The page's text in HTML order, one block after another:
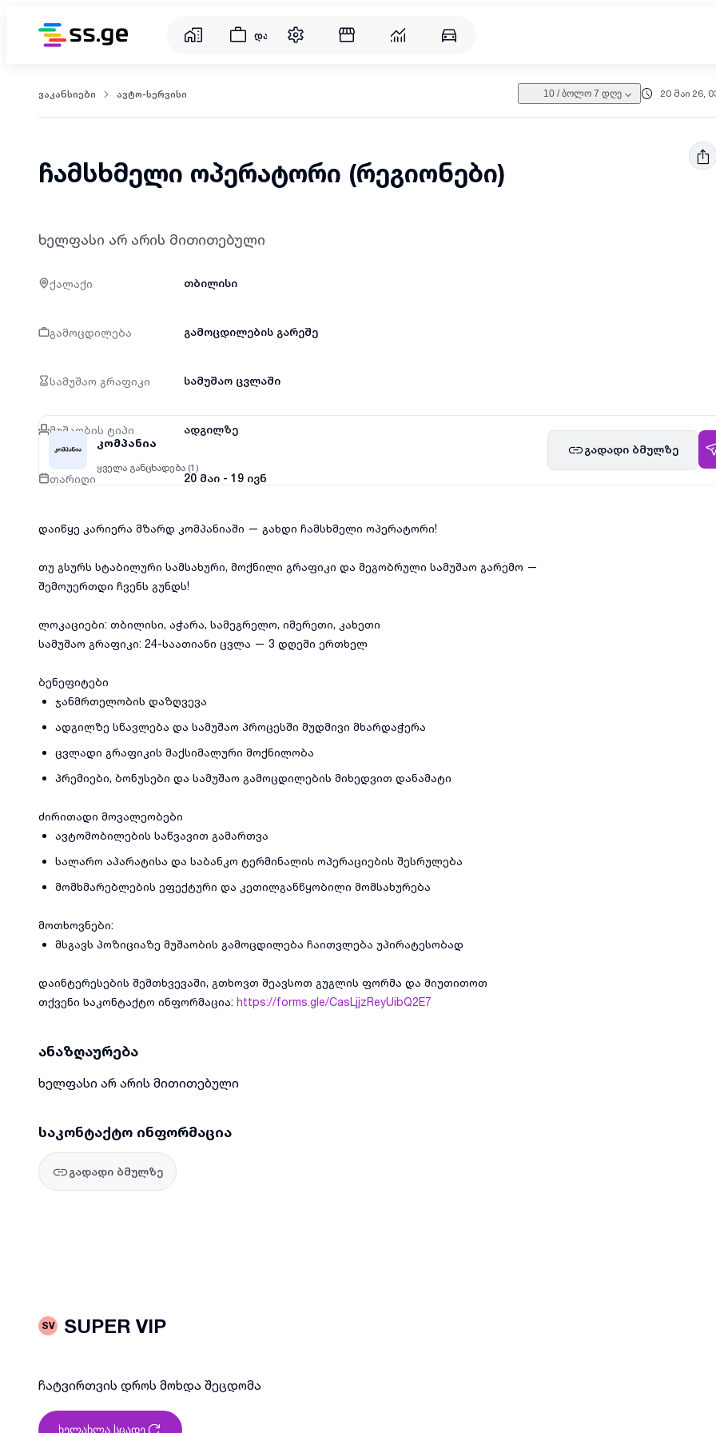
დასაქმება
ვაკანსიები ავტო-სერვისი 10 / ბოლო 7 დღე 20 მაი 26,
ჩამსხმელი ოპერატორი (რეგიონები)
ხელფასი არ არის მითითებული
ქალაქი თბილისი
გამოცდილება გამოცდილების გარეშე
სამუშაო გრაფიკი სამუშაო ცვლაში
მუშაობის ტიპი ადგილზე
თარიღი 20 მაი - 19 ივნ
კომპანია
ყველა განცხადება (1)
გადადი ბმულზე
დაიწყე კარიერა მზარდ კომპანიაში — გახდი ჩამსხმელი ოპერატორი!
თუ გსურს სტაბილური სამსახური, მოქნილი გრაფიკი და მეგობრული სამუშაო გარემო —
შემოუერთდი ჩვენს გუნდს!
ლოკაციები: თბილისი, აჭარა, სამეგრელო, იმერეთი, კახეთი
სამუშაო გრაფიკი: 24-საათიანი ცვლა — 3 დღეში ერთხელ
ბენეფიტები
ჯანმრთელობის დაზღვევა
ადგილზე სწავლება და სამუშაო პროცესში მუდმივი მხარდაჭერა
ცვლადი გრაფიკის მაქსიმალური მოქნილობა
პრემიები, ბონუსები და სამუშაო გამოცდილების მიხედვით დანამატი
ძირითადი მოვალეობები
ავტომობილების საწვავით გამართვა
სალარო აპარატისა და საბანკო ტერმინალის ოპერაციების შესრულება
მომხმარებლების ეფექტური და კეთილგანწყობილი მომსახურება
მოთხოვნები:
მსგავს პოზიციაზე მუშაობის გამოცდილება ჩაითვლება უპირატესობად
დაინტერესების შემთხვევაში, გთხოვთ შეავსოთ გუგლის ფორმა და მიუთითოთ
თქვენი საკონტაქტო ინფორმაცია: https://forms.gle/CasLjjzReyUibQ2E7
ანაზღაურება
ხელფასი არ არის მითითებული
საკონტაქტო ინფორმაცია
გადადი ბმულზე
SV SUPER VIP
ჩატვირთვის დროს მოხდა შეცდომა
ხელახლა სცადე